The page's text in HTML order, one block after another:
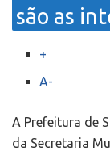
são as
+
A-
A Prefeitura de
da Secretaria